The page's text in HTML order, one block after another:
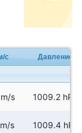
м/с Давление
s 1009.2 hPa
s 1009.4 hPa